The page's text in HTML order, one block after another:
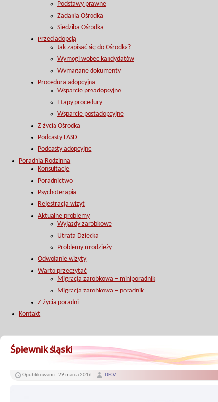
Podstawy prawne
Zadania Ośrodka
Siedziba Ośrodka
Przed adopcją
Jak zapisać się do Ośrodka?
Wymogi wobec kandydatów
Wymagane dokumenty
Procedura adopcyjna
Wsparcie preadopcyjne
Etapy procedury
Wsparcie postadopcyjne
Z życia Ośrodka
Podcasty FASD
Podcasty adopcyjne
Poradnia Rodzinna
Konsultacje
Poradnictwo
Psychoterapia
Rejestracja wizyt
Aktualne problemy
Wyjazdy zarobkowe
Utrata Dziecka
Problemy młodzieży
Odwołanie wizyty
Warto przeczytać
Migracja zarobkowa – miniporadnik
Migracja zarobkowa – poradnik
Z życia poradni
Kontakt
Śpiewnik śląski
Opublikowano 29 marca 2016 DFOZ